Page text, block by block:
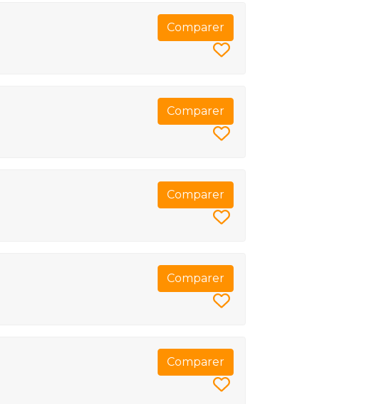
Comparer
Comparer
Comparer
Comparer
Comparer